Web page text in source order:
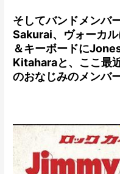
そしてバンドメンバ
Sakurai、ヴォーカ
＆キーボードに
Kitaharaと、ここ最
のおなじみのメンバ